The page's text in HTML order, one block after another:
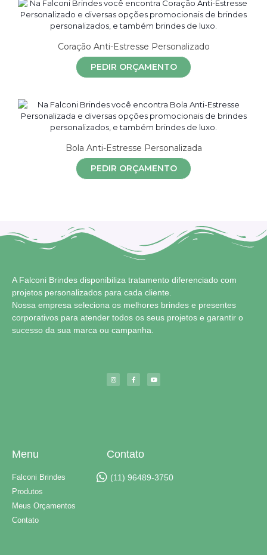
Coração Anti-Estresse Personalizado
PEDIR ORÇAMENTO
Bola Anti-Estresse Personalizada
PEDIR ORÇAMENTO
A Falconi Brindes disponibiliza tratamento diferenciado com
projetos personalizados para cada cliente.
Nossa empresa seleciona os melhores brindes e presentes
corporativos para atender todos os seus projetos e garantir o
sucesso da sua marca ou campanha.
Menu
Falconi Brindes
Produtos
Meus Orçamentos
Contato
Contato
(11) 96489-3750